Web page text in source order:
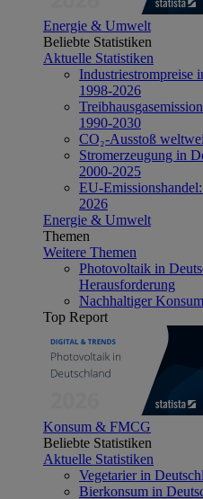
Energie & Umwelt
Beliebte Statistiken
Aktuelle Statistiken
Industriestrompreise
1998-2026
1990-2030
CO₂-Ausstoß
Stromerzeugung in
2000-2025
EU-
2026
Energie & Umwelt
Themen
Weitere Themen
Photovoltaik in
Herausforderung
Nachhaltiger Konsum
Top Report
Konsum & FMCG
Beliebte Statistiken
Aktuelle Statistiken
Vegetarier in
Bierkonsum in